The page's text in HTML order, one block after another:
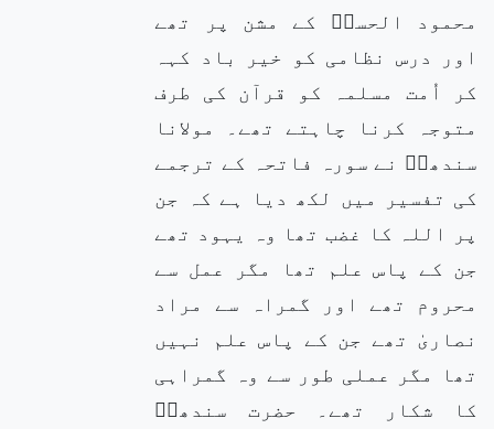
محمود الحسنؒ کے مشن پر تھے
اور درس نظامی کو خیر باد کہہ
کر اُمت مسلمہ کو قرآن کی طرف
متوجہ کرنا چاہتے تھے۔ مولانا
سندھیؒ نے سورہ فاتحہ کے ترجمے
کی تفسیر میں لکھ دیا ہے کہ جن
پر اللہ کا غضب تھا وہ یہود تھے
جن کے پاس علم تھا مگر عمل سے
محروم تھے اور گمراہ سے مراد
نصاریٰ تھے جن کے پاس علم نہیں
تھا مگر عملی طور سے وہ گمراہی
کا شکار تھے۔ حضرت سندھیؒ